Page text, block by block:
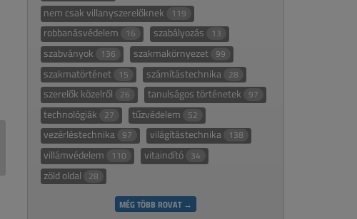
nem csak villanyszerelőknek 119
robbanásvédelem 16 szabályozás 13
szabványok 136 szakmakörnyezet 99
szakmatörténet 15 számítástechnika 28
szerelők közelről 26 tanulságos történetek 97
technológiák 27 tűzvédelem 52
vezérléstechnika 97 világítástechnika 138
villámvédelem 110 vitaindító 34
zöld oldal 28
MÉG TÖBB ROVAT →